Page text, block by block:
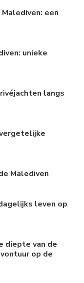
een
unieke
langs
Malediven
leven op
diepte van de
op de